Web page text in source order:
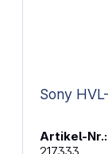
Sony
Artikel-Nr.:
217333